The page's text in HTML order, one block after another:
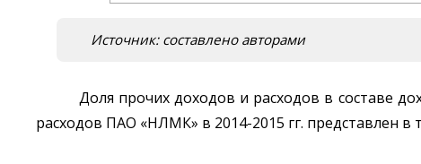
Источник: составлено авторами
Доля прочих доходов и расходов в составе
расходов ПАО «НЛМК» в 2014-2015 гг. представлен в